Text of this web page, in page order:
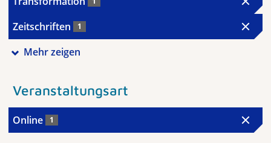
Zeitschriften 1
Mehr zeigen
Veranstaltungsart
Online 1